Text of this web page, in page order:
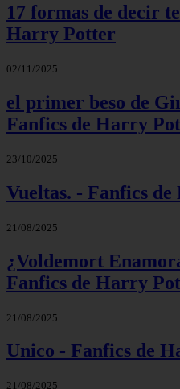
17 formas de decir
Harry Potter
02/11/2025
el primer beso de
Fanfics de Harry
23/10/2025
Vueltas. - Fanfics
21/08/2025
¿Voldemort
Fanfics de Harry
21/08/2025
Unico - Fanfics de
21/08/2025